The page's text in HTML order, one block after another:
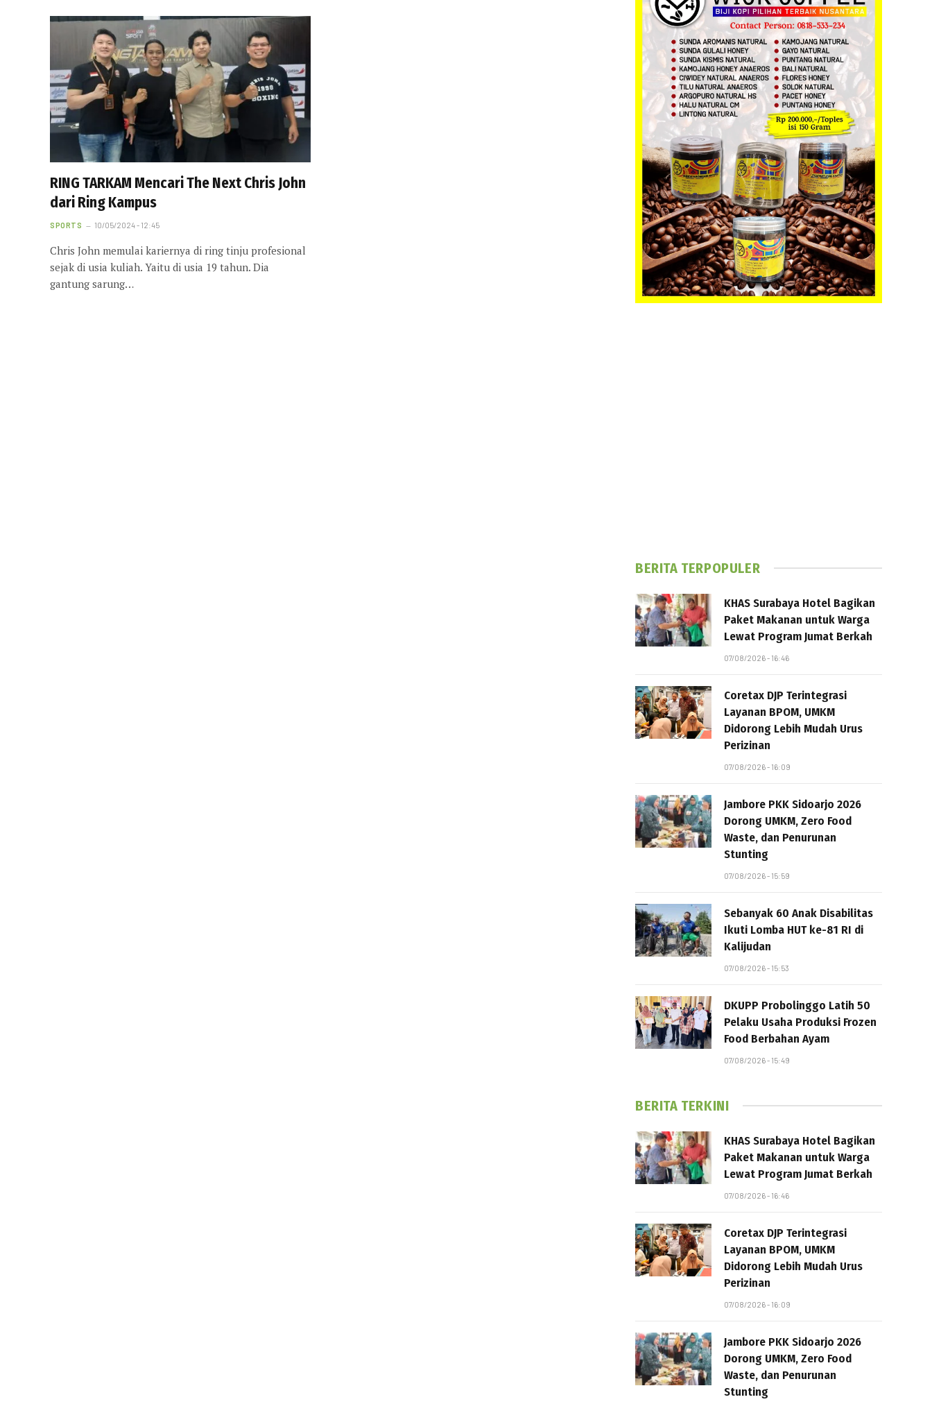
RING TARKAM Mencari The Next Chris John
dari Ring Kampus
SPORTS 10/05/2024 - 12:45
Chris John memulai kariernya di ring tinju profesional
sejak di usia kuliah. Yaitu di usia 19 tahun. Dia
gantung sarung…
BERITA TERPOPULER
KHAS Surabaya Hotel Bagikan
Paket Makanan untuk Warga
Lewat Program Jumat Berkah
07/08/2026 - 16:46
Coretax DJP Terintegrasi
Layanan BPOM, UMKM
Didorong Lebih Mudah Urus
Perizinan
07/08/2026 - 16:09
Jambore PKK Sidoarjo 2026
Dorong UMKM, Zero Food
Waste, dan Penurunan
Stunting
07/08/2026 - 15:59
Sebanyak 60 Anak Disabilitas
Ikuti Lomba HUT ke-81 RI di
Kalijudan
07/08/2026 - 15:53
DKUPP Probolinggo Latih 50
Pelaku Usaha Produksi Frozen
Food Berbahan Ayam
07/08/2026 - 15:49
BERITA TERKINI
KHAS Surabaya Hotel Bagikan
Paket Makanan untuk Warga
Lewat Program Jumat Berkah
07/08/2026 - 16:46
Coretax DJP Terintegrasi
Layanan BPOM, UMKM
Didorong Lebih Mudah Urus
Perizinan
07/08/2026 - 16:09
Jambore PKK Sidoarjo 2026
Dorong UMKM, Zero Food
Waste, dan Penurunan
Stunting